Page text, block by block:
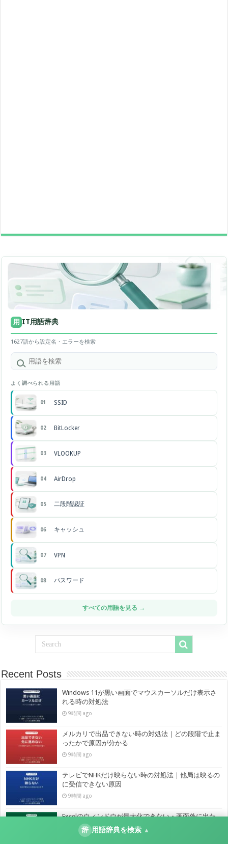
用 IT用語辞典
1627語から設定名・エラーを検索
よく調べられる用語
01 SSID
02 BitLocker
03 VLOOKUP
04 AirDrop
05 二段階認証
06 キャッシュ
07 VPN
08 パスワード
すべての用語を見る →
Recent Posts
Windows 11が黒い画面でマウスカーソルだけ表示さ
れる時の対処法
9時間 ago
メルカリで出品できない時の対処法｜どの段階で止ま
ったかで原因が分かる
9時間 ago
テレビでNHKだけ映らない時の対処法｜他局は映るの
に受信できない原因
9時間 ago
Excelのウィンドウが最大化できない・画面外に出た
時の対処法
9時間 ago
辞 用語辞典を検索 ▲